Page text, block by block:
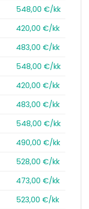
548,00 €/kk
420,00 €/kk
483,00 €/kk
548,00 €/kk
420,00 €/kk
483,00 €/kk
548,00 €/kk
490,00 €/kk
528,00 €/kk
473,00 €/kk
523,00 €/kk